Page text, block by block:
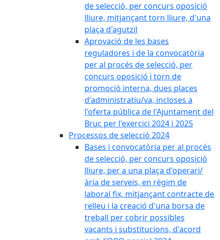
de selecció, per concurs oposició
lliure, mitjançant torn lliure, d'una
plaça d'agutzil
Aprovació de les bases
reguladores i de la convocatòria
per al procés de selecció, per
concurs oposició i torn de
promoció interna, dues places
d'administratiu/va, incloses a
l'oferta pública de l'Ajuntament del
Bruc per l'exercici 2024 i 2025
Processos de selecció 2024
Bases i convocatòria per al procés
de selecció, per concurs oposició
lliure, per a una plaça d'operari/
ària de serveis, en règim de
laboral fix, mitjançant contracte de
relleu i la creació d'una borsa de
treball per cobrir possibles
vacants i substitucions, d'acord